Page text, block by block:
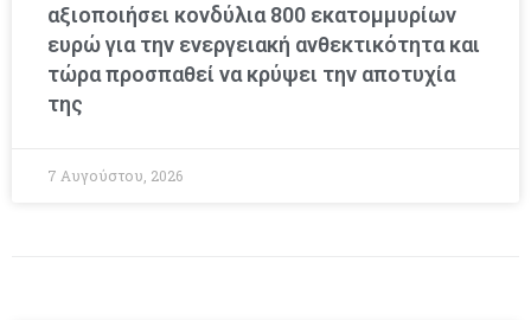
αξιοποιήσει κονδύλια 800 εκατομμυρίων
ευρώ για την ενεργειακή ανθεκτικότητα και
τώρα προσπαθεί να κρύψει την αποτυχία
της
7 Αυγούστου, 2026